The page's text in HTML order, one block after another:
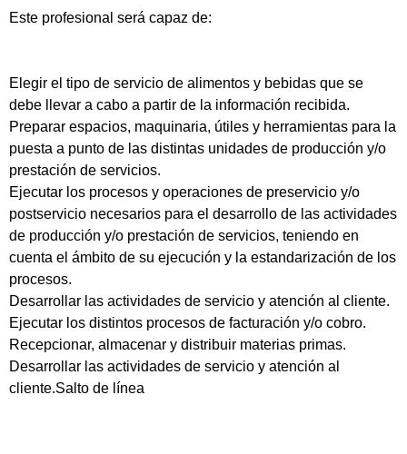
Este profesional será capaz de:
Elegir el tipo de servicio de alimentos y bebidas que se
debe llevar a cabo a partir de la información recibida.
Preparar espacios, maquinaria, útiles y herramientas para la
puesta a punto de las distintas unidades de producción y/o
prestación de servicios.
Ejecutar los procesos y operaciones de preservicio y/o
postservicio necesarios para el desarrollo de las actividades
de producción y/o prestación de servicios, teniendo en
cuenta el ámbito de su ejecución y la estandarización de los
procesos.
Desarrollar las actividades de servicio y atención al cliente.
Ejecutar los distintos procesos de facturación y/o cobro.
Recepcionar, almacenar y distribuir materias primas.
Desarrollar las actividades de servicio y atención al
cliente.Salto de línea